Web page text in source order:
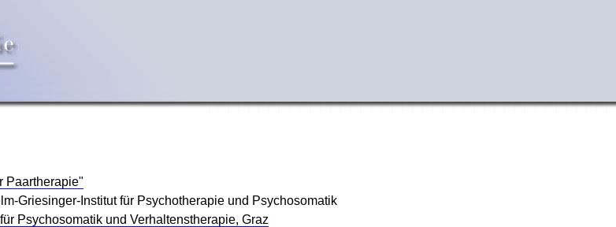
Paartherapie"
Griesinger-Institut für Psychotherapie und Psychosomatik
Psychosomatik und Verhaltenstherapie, Graz